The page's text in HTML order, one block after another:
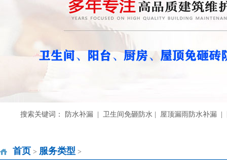
搜索关键词： 防水补漏 | 卫生间免砸防水 | 屋顶漏雨防水补漏
首页 > 服务类型 >